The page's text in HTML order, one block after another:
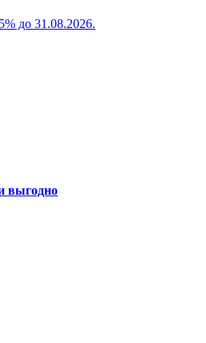
до 31.08.2026.
выгодно